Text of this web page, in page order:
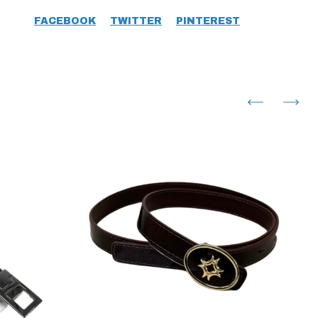
FACEBOOK TWITTER PINTEREST